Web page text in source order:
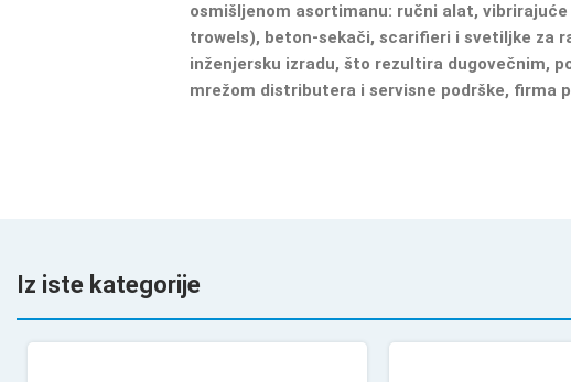
osmišljenom asortimanu: ručni alat,
trowels), beton-sekači, scarifieri i svetiljke za
inženjersku izradu, što rezultira dugovečnim,
mrežom distributera i servisne podrške, firma
Iz iste kategorije